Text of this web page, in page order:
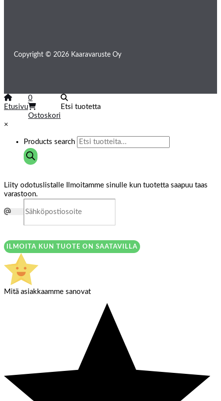
Copyright © 2026 Kaaravaruste Oy
Etusivu
0
Ostoskori
Etsi tuotetta
×
Products search
Liity odotuslistalle
Ilmoitamme sinulle kun tuotetta saapuu taas
varastoon.
ILMOITA KUN TUOTE ON SAATAVILLA
Mitä asiakkaamme sanovat